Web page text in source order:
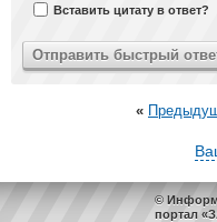
Вставить цитату в ответ?
«
©
портал